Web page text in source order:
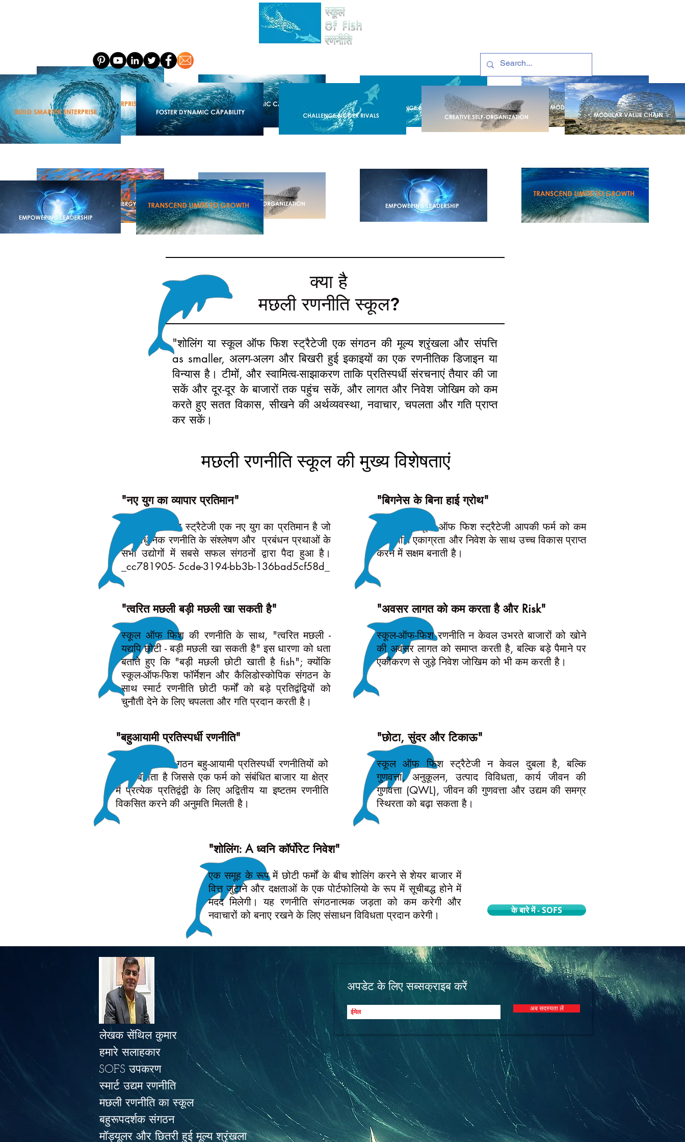
स्कूल
Of Fish
रणनीति
ए
क्या है
मछली रणनीति स्कूल?
"शोलिंग या स्कूल ऑफ फिश स्ट्रैटेजी एक संगठन की मूल्य श्रृंखला और संपत्ति
as smaller, अलग-अलग और बिखरी हुई इकाइयों का एक रणनीतिक डिजाइन या
विन्यास है। टीमों, और स्वामित्व-साझाकरण ताकि प्रतिस्पर्धी संरचनाएं तैयार की जा
सकें और दूर-दूर के बाजारों तक पहुंच सकें, और लागत और निवेश जोखिम को कम
करते हुए सतत विकास, सीखने की अर्थव्यवस्था, नवाचार, चपलता और गति प्राप्त
कर सकें।
मछली रणनीति स्कूल की मुख्य विशेषताएं
"नए युग का व्यापार प्रतिमान"
स्कूल ऑफ फिश स्ट्रैटेजी एक नए युग का प्रतिमान है जो
अत्याधुनिक रणनीति के संश्लेषण और प्रबंधन प्रथाओं के
सभी उद्योगों में सबसे सफल संगठनों द्वारा पैदा हुआ है।
_cc781905- 5cde-3194-bb3b-136bad5cf58d_
"बिगनेस के बिना हाई ग्रोथ"
शोलिंग या स्कूल ऑफ फिश स्ट्रैटेजी आपकी फर्म को कम
परिसंपत्ति एकाग्रता और निवेश के साथ उच्च विकास प्राप्त
करने में सक्षम बनाती है।
"त्वरित मछली बड़ी मछली खा सकती है"
स्कूल ऑफ फिश की रणनीति के साथ, "त्वरित मछली -
यद्यपि छोटी - बड़ी मछली खा सकती है" इस धारणा को धता
बताते हुए कि "बड़ी मछली छोटी खाती है fish"; क्योंकि
स्कूल-ऑफ-फिश फॉर्मेशन और कैलिडोस्कोपिक संगठन के
साथ स्मार्ट रणनीति छोटी फर्मों को बड़े प्रतिद्वंद्वियों को
चुनौती देने के लिए चपलता और गति प्रदान करती है।
"अवसर लागत को कम करता है और Risk"
स्कूल-ऑफ-फिश रणनीति न केवल उभरते बाजारों को खोने
की अवसर लागत को समाप्त करती है, बल्कि बड़े पैमाने पर
एकीकरण से जुड़े निवेश जोखिम को भी कम करती है।
"बहुआयामी प्रतिस्पर्धी रणनीति"
स्कूल-ऑफ-फिश गठन बहु-आयामी प्रतिस्पर्धी रणनीतियों को
सक्षम बनाता है जिससे एक फर्म को संबंधित बाजार या क्षेत्र
में प्रत्येक प्रतिद्वंद्वी के लिए अद्वितीय या इष्टतम रणनीति
विकसित करने की अनुमति मिलती है।
"छोटा, सुंदर और टिकाऊ"
स्कूल ऑफ फिश स्ट्रैटेजी न केवल दुबला है, बल्कि
गुणवत्ता, अनुकूलन, उत्पाद विविधता, कार्य जीवन की
गुणवत्ता (QWL), जीवन की गुणवत्ता और उद्यम की समग्र
स्थिरता को बढ़ा सकता है।
"शोलिंग: A ध्वनि कॉर्पोरेट निवेश"
एक समूह के रूप में छोटी फर्मों के बीच शोलिंग करने से शेयर बाजार में
वित्त जुटाने और दक्षताओं के एक पोर्टफोलियो के रूप में सूचीबद्ध होने में
मदद मिलेगी। यह रणनीति संगठनात्मक जड़ता को कम करेगी और
नवाचारों को बनाए रखने के लिए संसाधन विविधता प्रदान करेगी।
के बारे में - SOFS
हमारे सलाहकार
स्मार्ट उद्यम रणनीति
मछली रणनीति का स्कूल
बहुरूपदर्शक संगठन
मॉड्यूलर और छितरी हुई मूल्य श्रृंखला
अपडेट के लिए सब्सक्राइब करें
अब सदस्यता लें
लेखक सेंथिल कुमार
SOFS उपकरण